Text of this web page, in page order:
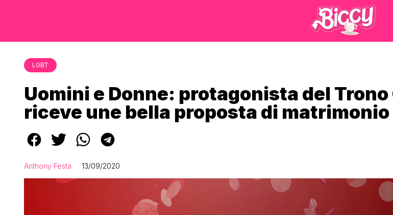
LGBT
Uomini e Donne: protagonista del Trono
riceve une bella proposta di matrimonio
Anthony Festa 13/09/2020